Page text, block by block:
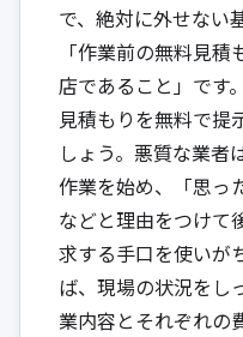
で、絶対に外せない
「作業前の無料見
店であること」です
見積もりを無料で提
しょう。悪質な業者
作業を始め、「思っ
などと理由をつけて
求する手口を使いが
ば、現場の状況をし
業内容とそれぞれの